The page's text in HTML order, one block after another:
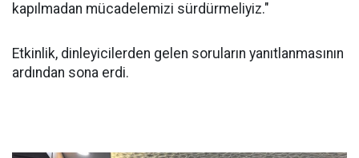
kapılmadan mücadelemizi sürdürmeliyiz."
Etkinlik, dinleyicilerden gelen soruların yanıtlanmasının
ardından sona erdi.